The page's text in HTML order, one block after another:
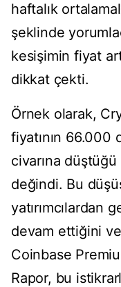
haftalık
şeklinde
kesişimin fiyat
dikkat çekti.
Örnek olarak,
fiyatının 66.000
civarına
değindi. Bu
yatırımcılardan
devam ettiğini
Coinbase
Rapor, bu